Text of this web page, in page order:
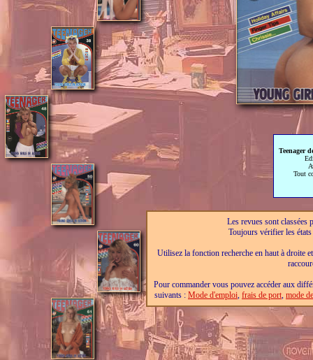
Teenager
Tout
Les revues sont classées
Toujours vérifier les
Utilisez la fonction recherche en haut à droite
Pour commander vous pouvez accéder aux
suivants : Mode d'emploi, frais de port, mode